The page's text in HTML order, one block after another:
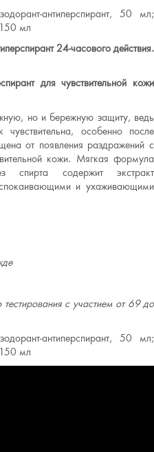
антиперспирант, 50 мл;
150 мл
24-часового действия.
для чувствительной кожи
но и бережную защиту, ведь
особенно после
от появления раздражений с
кожи. Мягкая формула
спирта содержит экстракт
и ухаживающими
тестирования с участием от 69 до
антиперспирант, 50 мл;
150 мл